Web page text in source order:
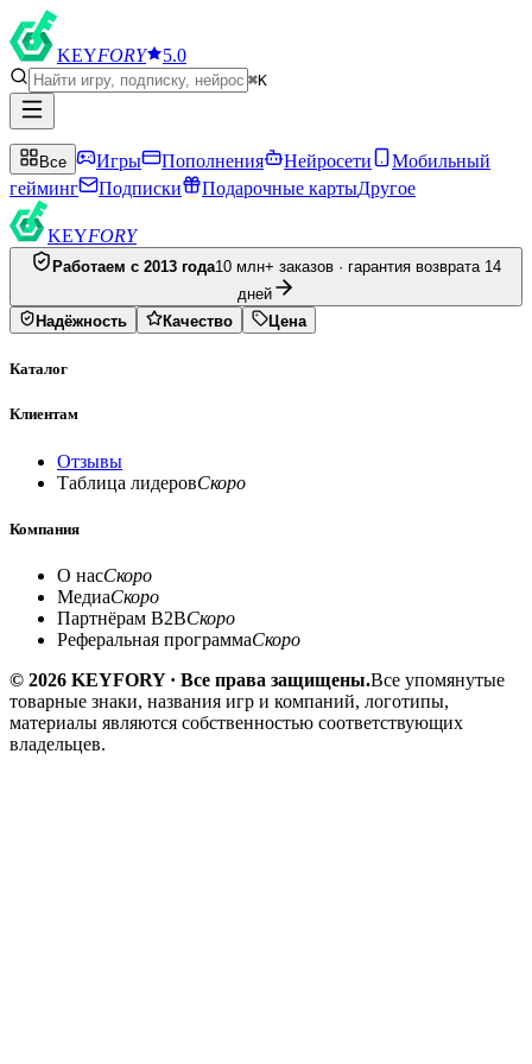
KEYFORY 5.0
⌘K
Все Игры Пополнения Нейросети
Мобильный
гейминг
Подписки Подарочные картыДругое
KEYFORY
Работаем с 2013 года10 млн+ заказов · гарантия возврата 14
дней
Надёжность
Качество Цена
Каталог
Клиентам
Отзывы
Таблица лидеровСкоро
Компания
О насСкоро
МедиаСкоро
Партнёрам B2BСкоро
Реферальная программаСкоро
© 2026 KEYFORY · Все права защищены.Все упомянутые
товарные знаки, названия игр и компаний, логотипы,
материалы являются собственностью соответствующих
владельцев.